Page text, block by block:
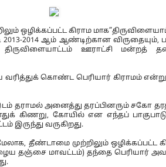
ஒழிக்கப்பட்ட கிராம
2013-2014 ஆம் ஆண்டிற்கான விருதையும்,
ஊராட்சி மன்றத்
கொண்ட பெரியார் கிராமம் என்று
தராமல் அனைத்து தரப்பினரும் சகோ
கிணறு, கோயில் என எந்தப்
இருந்து வருகிறது.
தீண்டாமை முற்றிலும் ஒழிக்கப்பட்ட
தஞ்சை மாவட்டம்) தந்தை பெரியார்